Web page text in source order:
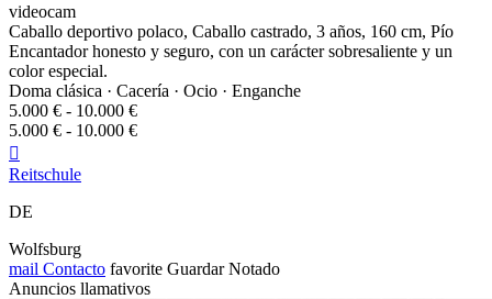
videocam
Caballo deportivo polaco, Caballo castrado, 3 años, 160 cm, Pío
Encantador honesto y seguro, con un carácter sobresaliente y un
color especial.
Doma clásica · Cacería · Ocio · Enganche
5.000 € - 10.000 €
5.000 € - 10.000 €

Reitschule
DE
Wolfsburg
mail Contacto favorite Guardar Notado
Anuncios llamativos